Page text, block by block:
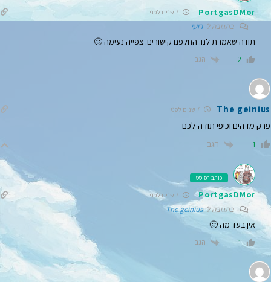
PortgasDMor
בתגובה לרועי
תודה שאמרת לנו. החלפנו קישורים. צפייה נעימה 🙂
2 הגב
The geinius
פרק מדהים וכיפי תודה לכם
1 הגב
כותב הפוסט
PortgasDMor
בתגובה לThe geinius
אין בעד מה 🙂
1 הגב